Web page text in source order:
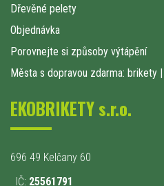
Dřevěné pelety
Objednávka
Porovnejte si způsoby výtápění
Města s dopravou zdarma: brikety |
EKOBRIKETY s.r.o.
696 49 Kelčany 60
IČ: 25561791